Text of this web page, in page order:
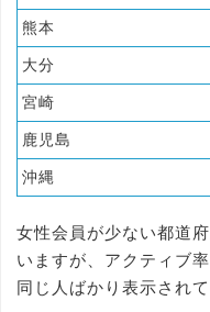
熊本
大分
宮崎
鹿児島
沖縄
女性会員が少ない都道
いますが、アクティブ
同じ人ばかり表示されて